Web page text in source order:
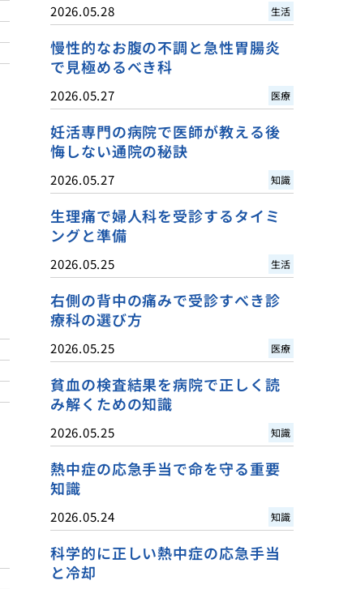
2026.05.28 生活
慢性的なお腹の不調と急性胃腸炎
で見極めるべき科
2026.05.27 医療
妊活専門の病院で医師が教える後
悔しない通院の秘訣
2026.05.27 知識
生理痛で婦人科を受診するタイミ
ングと準備
2026.05.25 生活
右側の背中の痛みで受診すべき診
療科の選び方
2026.05.25 医療
貧血の検査結果を病院で正しく読
み解くための知識
2026.05.25 知識
熱中症の応急手当で命を守る重要
知識
2026.05.24 知識
科学的に正しい熱中症の応急手当
と冷却